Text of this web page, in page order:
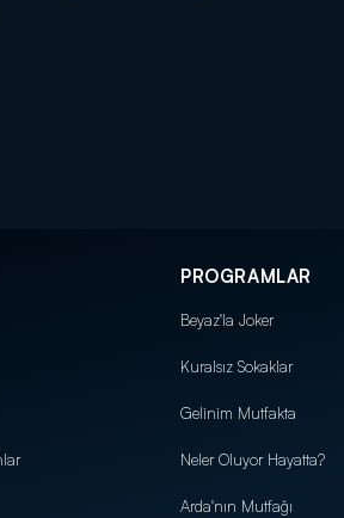
PROGRAMLAR
Beyaz'la Joker
Kuralsız Sokaklar
Gelinim Mutfakta
Neler Oluyor Hayatta?
Arda'nın Mutfağı